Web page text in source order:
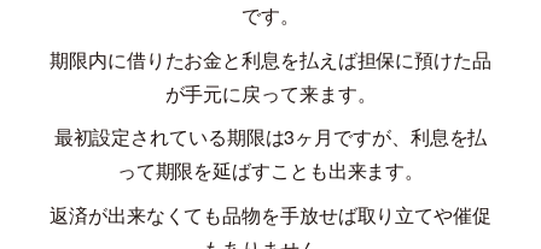
です。
期限内に借りたお金と利息を払えば担保に預けた品
が手元に戻って来ます。
最初設定されている期限は3ヶ月ですが、利息を払
って期限を延ばすことも出来ます。
返済が出来なくても品物を手放せば取り立てや催促